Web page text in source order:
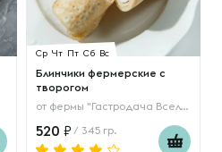
Ср Чт Пт Сб Вс
Блинчики фермерские с
творогом
от фермы "Гастродача Вселуг"
520 / 345 гр.